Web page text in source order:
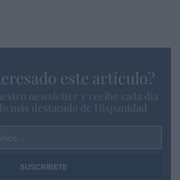
este artículo?
newsletter y recibe cada dia
más destacado de Hispanidad